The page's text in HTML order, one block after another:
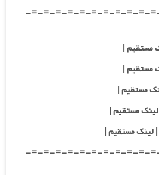
-=-=-=-=-=-=-=-=-=-=-
-=-=-=-=-=-=-=-=-=-=-